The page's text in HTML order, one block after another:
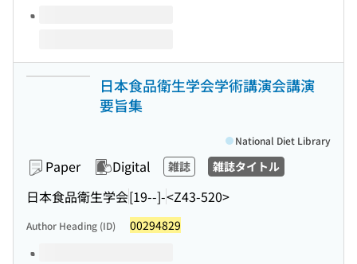
日本食品衛生学会学術講演会講演
要旨集
Paper Digital 雑誌 雑誌タイトル
日本食品衛生学会[19--]-<Z43-520>
National Diet Library
Author Heading (ID) 00294829
Volumes of this title